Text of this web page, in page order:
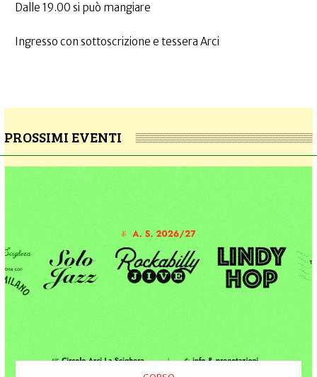
Dalle 19.00 si può mangiare
Ingresso con sottoscrizione e tessera Arci
PROSSIMI EVENTI